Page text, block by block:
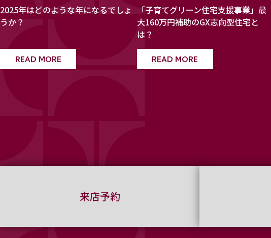
2025年はどのような年になるでしょ
うか？
READ MORE
「子育てグリーン住宅支援事業」最
大160万円補助のGX志向型住宅と
は？
READ MORE
来店予約